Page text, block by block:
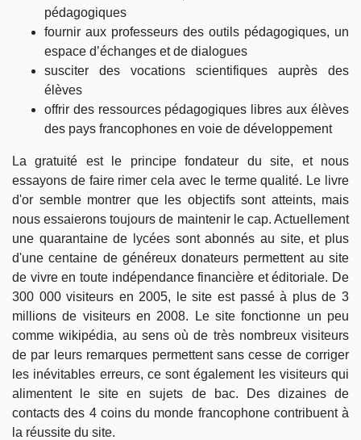
pédagogiques
fournir aux professeurs des outils pédagogiques, un
espace d’échanges et de dialogues
susciter des vocations scientifiques auprès des
élèves
offrir des ressources pédagogiques libres aux élèves
des pays francophones en voie de développement
La gratuité est le principe fondateur du site, et nous
essayons de faire rimer cela avec le terme qualité. Le livre
d'or semble montrer que les objectifs sont atteints, mais
nous essaierons toujours de maintenir le cap. Actuellement
une quarantaine de lycées sont abonnés au site, et plus
d'une centaine de généreux donateurs permettent au site
de vivre en toute indépendance financière et éditoriale. De
300 000 visiteurs en 2005, le site est passé à plus de 3
millions de visiteurs en 2008. Le site fonctionne un peu
comme wikipédia, au sens où de très nombreux visiteurs
de par leurs remarques permettent sans cesse de corriger
les inévitables erreurs, ce sont également les visiteurs qui
alimentent le site en sujets de bac. Des dizaines de
contacts des 4 coins du monde francophone contribuent à
la réussite du site.